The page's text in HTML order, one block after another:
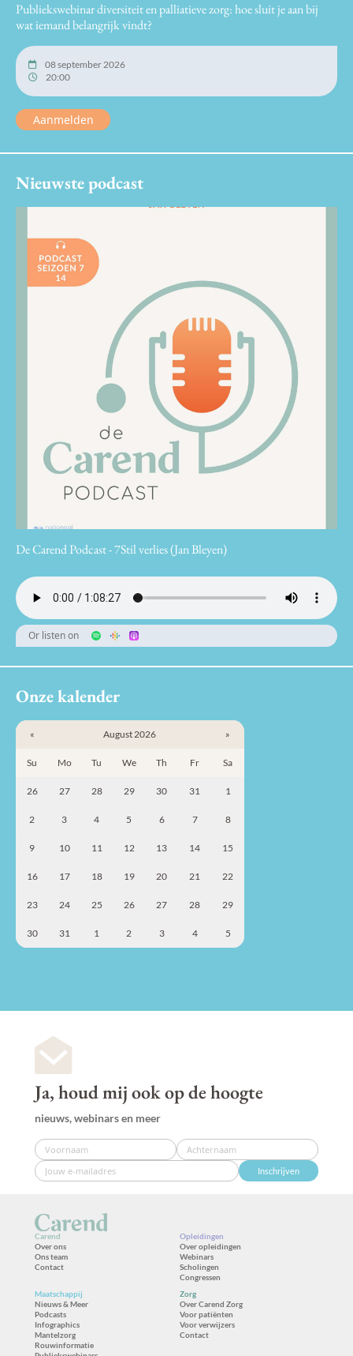
Publiekswebinar diversiteit en palliatieve zorg: hoe sluit je aan bij
wat iemand belangrijk vindt?
08 september 2026
20:00
Aanmelden
Nieuwste podcast
De Carend Podcast - 7Stil verlies (Jan Bleyen)
Or listen on
Onze kalender
« August 2026 »
Su Mo Tu We Th Fr Sa
26 27 28 29 30 31 1
2 3 4 5 6 7 8
9 10 11 12 13 14 15
16 17 18 19 20 21 22
23 24 25 26 27 28 29
30 31 1 2 3 4 5
Ja, houd mij ook op de hoogte
nieuws, webinars en meer
Inschrijven
Carend
Over ons
Ons team
Contact
Opleidingen
Over opleidingen
Webinars
Scholingen
Congressen
Maatschappij
Nieuws & Meer
Podcasts
Infographics
Mantelzorg
Rouwinformatie
Zorg
Over Carend Zorg
Voor patiënten
Voor verwijzers
Contact